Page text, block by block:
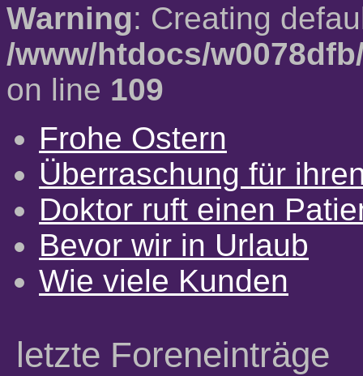
Warning: Creating
/www/htdocs/
on line 109
Frohe Ostern
Überraschung für
Doktor ruft einen
Bevor wir in Urlaub
Wie viele Kunden
letzte Foreneinträge